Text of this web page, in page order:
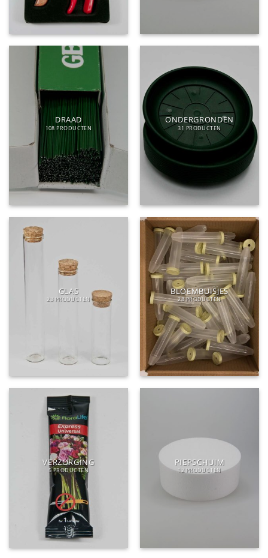
DRAAD
108 PRODUCTEN
ONDERGRONDEN
31 PRODUCTEN
GLAS
23 PRODUCTEN
BLOEMBUISJES
28 PRODUCTEN
VERZORGING
5 PRODUCTEN
PIEPSCHUIM
12 PRODUCTEN